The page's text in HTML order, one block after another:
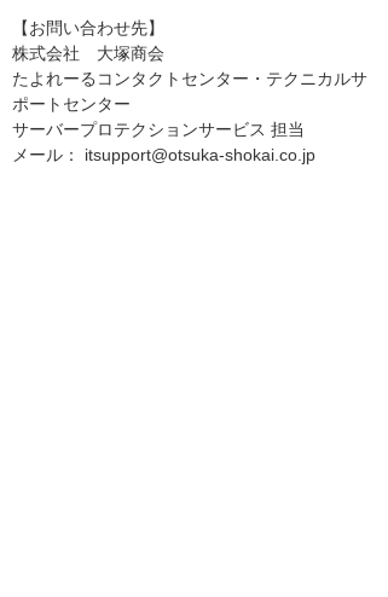
【お問い合わせ先】
株式会社 大塚商会
たよれーるコンタクトセンター・テクニカルサ
ポートセンター
サーバープロテクションサービス 担当
メール： itsupport@otsuka-shokai.co.jp